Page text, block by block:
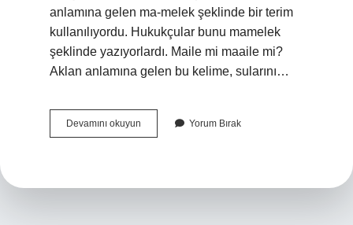
anlamına gelen ma-melek şeklinde bir terim
kullanılıyordu. Hukukçular bunu mamelek
şeklinde yazıyorlardı. Maile mi maaile mi?
Aklan anlamına gelen bu kelime, sularını…
Devamını okuyun
Ne
Yorum Bırak